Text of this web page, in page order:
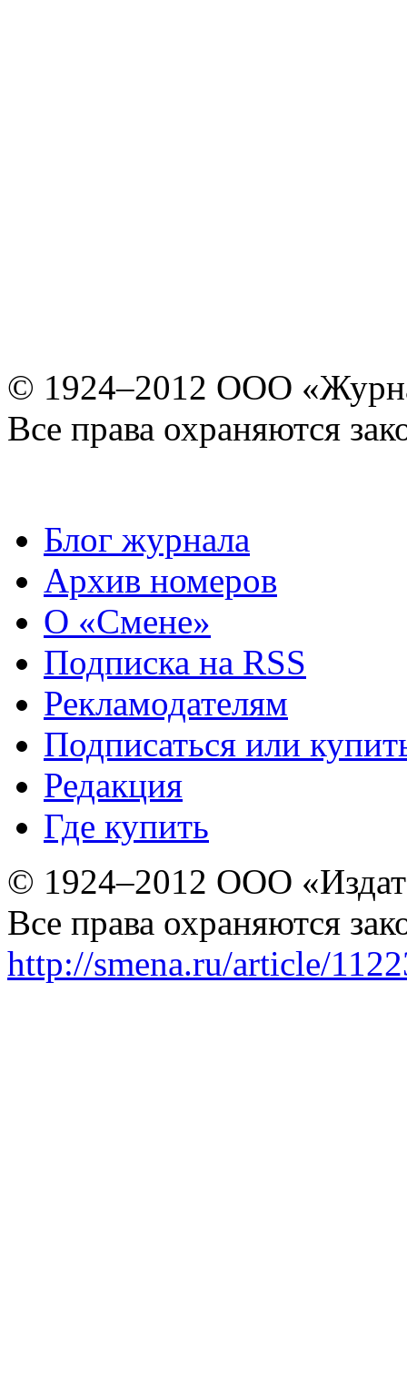
© 1924–2012 ООО
Все права охраняются
Блог журнала
Архив номеров
О «Смене»
Подписка на RSS
Рекламодателям
Подписаться или
Редакция
Где купить
© 1924–2012 ООО
Все права охраняются
http://smena.ru/article/